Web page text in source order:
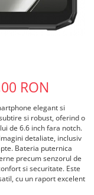
RON
elegant si
si robust, oferind o
de 6.6 inch fara notch.
detaliate, inclusiv
Bateria puternica
precum senzorul de
si securitate. Este
cu un raport excelent